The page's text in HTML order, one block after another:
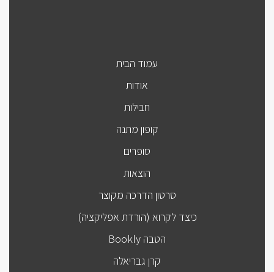
עמוד הבית
אודות
חבילות
קופון מתנה
סופרים
הוצאות
סרטון הדרכה מקוצר
כיצד לקרוא (הורדת אפליקציה)
הטבה Bookly
קרן גבריאלה